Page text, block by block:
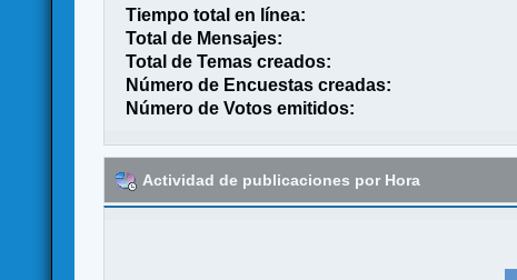
Tiempo total en línea:
Total de Mensajes:
Total de Temas creados:
Número de Encuestas creadas:
Número de Votos emitidos:
Actividad de publicaciones por Hora